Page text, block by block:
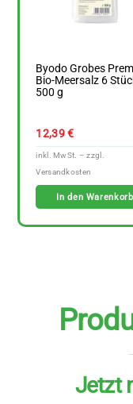
Byodo Grobes
Bio-Meersalz 6
500 g
12,39€
In den Warenkorb
Jetzt